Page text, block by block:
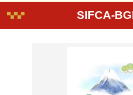
SIFCA-